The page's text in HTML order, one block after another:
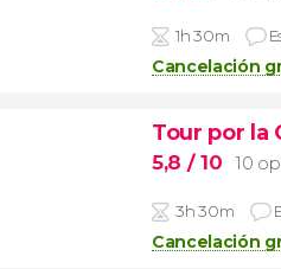
1h 30m
Cancelación
Tour por la
5,8 / 10 10
3h 30m
Cancelación